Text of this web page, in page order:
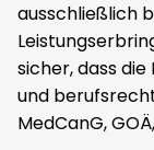
ausschließlich
sicher, dass
und
MedCanG,